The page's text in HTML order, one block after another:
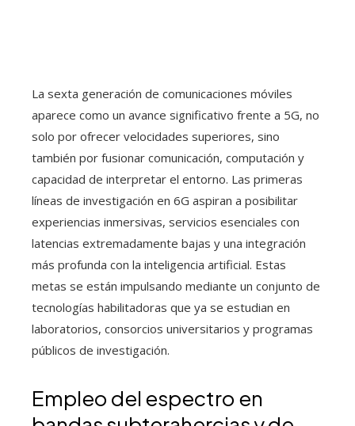
La sexta generación de comunicaciones móviles
aparece como un avance significativo frente a 5G, no
solo por ofrecer velocidades superiores, sino
también por fusionar comunicación, computación y
capacidad de interpretar el entorno. Las primeras
líneas de investigación en 6G aspiran a posibilitar
experiencias inmersivas, servicios esenciales con
latencias extremadamente bajas y una integración
más profunda con la inteligencia artificial. Estas
metas se están impulsando mediante un conjunto de
tecnologías habilitadoras que ya se estudian en
laboratorios, consorcios universitarios y programas
públicos de investigación.
Empleo del espectro en